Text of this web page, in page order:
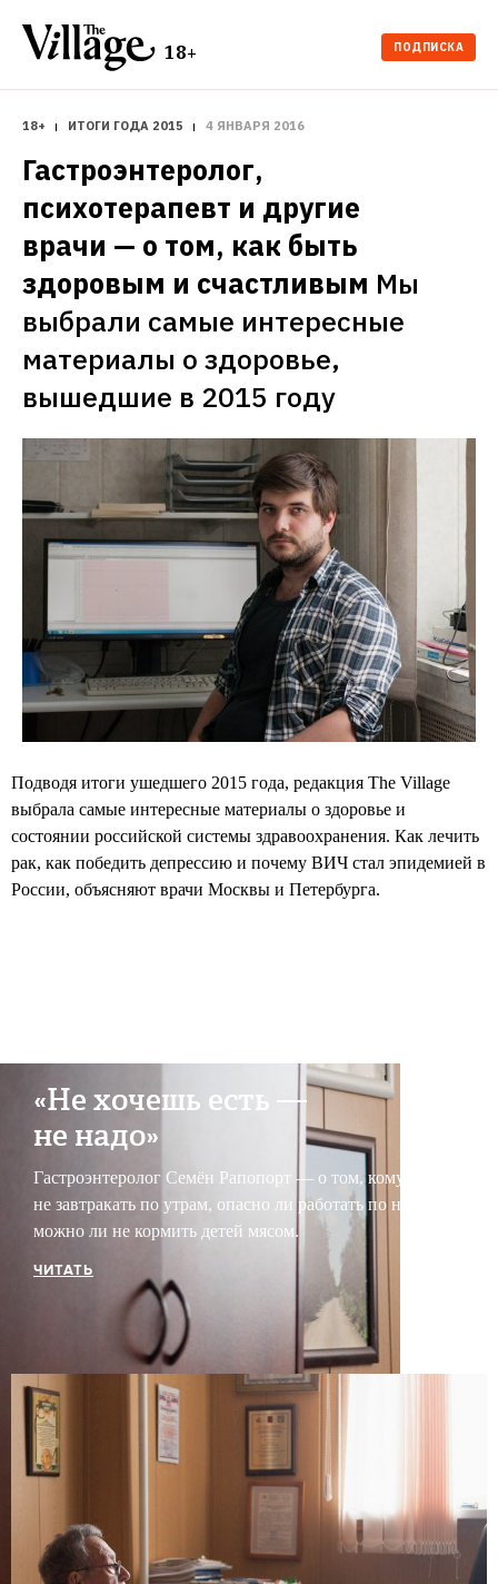
18+ ПОДПИСКА
18+ ИТОГИ ГОДА 2015 4 ЯНВАРЯ 2016
Гастроэнтеролог,
психотерапевт и другие
врачи — о том, как быть
здоровым и счастливым Мы
выбрали самые интересные
материалы о здоровье,
вышедшие в 2015 году
Подводя итоги ушедшего 2015 года, редакция The Village
выбрала самые интересные материалы о здоровье и
состоянии российской системы здравоохранения. Как лечить
рак, как победить депрессию и почему ВИЧ стал эпидемией в
России, объясняют врачи Москвы и Петербурга.
«Не хочешь есть —
не надо»
Гастроэнтеролог Семён Рапопорт — о том, кому можно
не завтракать по утрам, опасно ли работать по ночам и
можно ли не кормить детей мясом.
ЧИТАТЬ